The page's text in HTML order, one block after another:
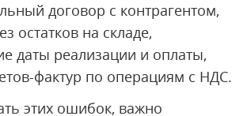
договор с контрагентом,
остатков на складе,
даты реализации и оплаты,
фактур по операциям с НДС.
этих ошибок, важно